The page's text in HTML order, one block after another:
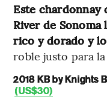
Este chardonnay
River de
rico y dorado y
roble justo para
2018 KB by Knights
(US$30)